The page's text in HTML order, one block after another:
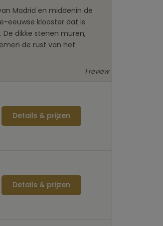
Madrid en middenin de
eeuwse klooster dat is
dikke stenen muren,
de rust van het
1 review
Details & prijzen
Details & prijzen